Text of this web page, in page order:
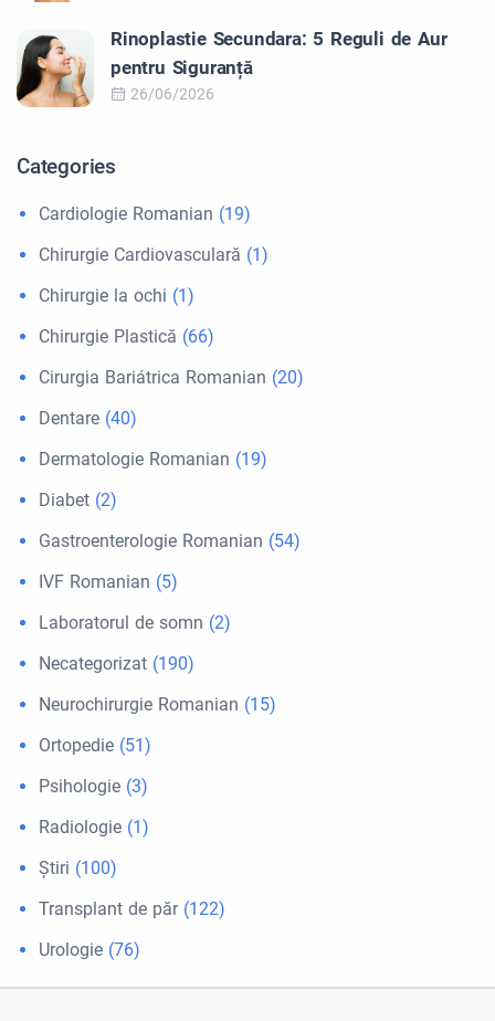
Rinoplastie Secundara: 5 Reguli de Aur
pentru Siguranță
26/06/2026
Categories
Cardiologie Romanian (19)
Chirurgie Cardiovasculară (1)
Chirurgie la ochi (1)
Chirurgie Plastică (66)
Cirurgia Bariátrica Romanian (20)
Dentare (40)
Dermatologie Romanian (19)
Diabet (2)
Gastroenterologie Romanian (54)
IVF Romanian (5)
Laboratorul de somn (2)
Necategorizat (190)
Neurochirurgie Romanian (15)
Ortopedie (51)
Psihologie (3)
Radiologie (1)
Ştiri (100)
Transplant de păr(122)
Urologie (76)